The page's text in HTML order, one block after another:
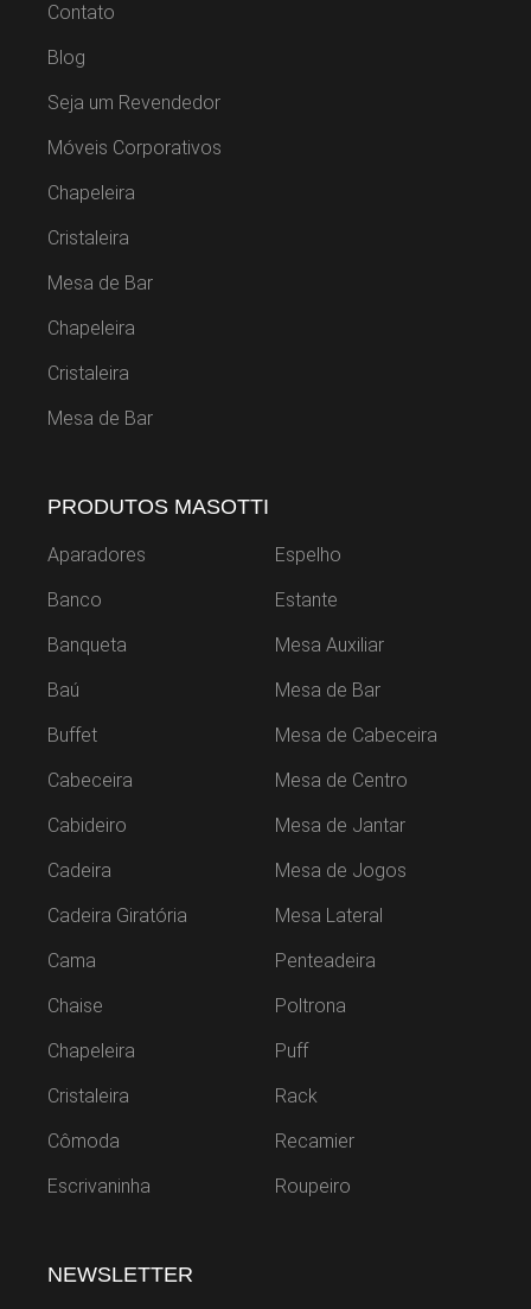
Contato
Blog
Seja um Revendedor
Móveis Corporativos
Chapeleira
Cristaleira
Mesa de Bar
Chapeleira
Cristaleira
Mesa de Bar
PRODUTOS MASOTTI
Aparadores
Banco
Banqueta
Baú
Buffet
Cabeceira
Cabideiro
Cadeira
Cadeira Giratória
Cama
Chaise
Chapeleira
Cristaleira
Cômoda
Escrivaninha
Espelho
Estante
Mesa Auxiliar
Mesa de Bar
Mesa de Cabeceira
Mesa de Centro
Mesa de Jantar
Mesa de Jogos
Mesa Lateral
Penteadeira
Poltrona
Puff
Rack
Recamier
Roupeiro
NEWSLETTER